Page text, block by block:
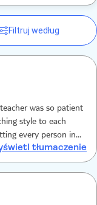
Filtruj według
was so patient
style to each
every person in
book future
tłumaczenie